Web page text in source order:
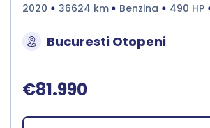
2020 36624 km Benzina 490 HP
Bucuresti Otopeni
€81.990